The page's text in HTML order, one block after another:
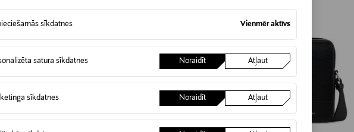
sīkdatnes Vienmēr aktīvs
satura sīkdatnes Noraidīt Atļaut
sīkdatnes Noraidīt Atļaut